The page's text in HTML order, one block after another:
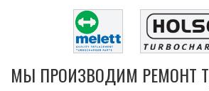
МЫ ПРОИЗВОДИМ РЕМОНТ